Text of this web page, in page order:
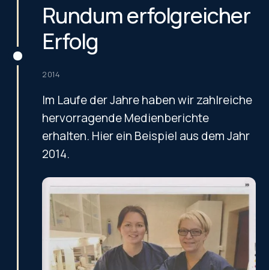
Rundum erfolgreicher
Erfolg
2014
Im Laufe der Jahre haben wir zahlreiche
hervorragende Medienberichte
erhalten. Hier ein Beispiel aus dem Jahr
2014.